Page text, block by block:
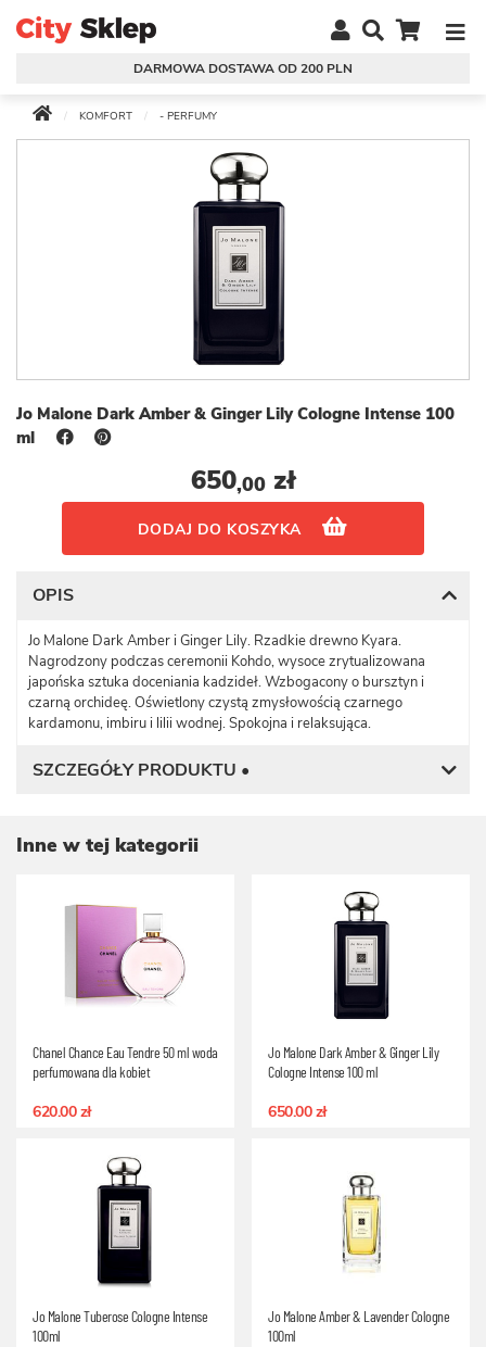
DARMOWA DOSTAWA OD 200 PLN
KOMFORT - PERFUMY
Jo Malone Dark Amber & Ginger Lily Cologne Intense 100
ml
650,00zł
DODAJ DO KOSZYKA
OPIS
Jo Malone Dark Amber i Ginger Lily. Rzadkie drewno Kyara.
Nagrodzony podczas ceremonii Kohdo, wysoce zrytualizowana
japońska sztuka doceniania kadzideł. Wzbogacony o bursztyn i
czarną orchideę. Oświetlony czystą zmysłowością czarnego
kardamonu, imbiru i lilii wodnej. Spokojna i relaksująca.
SZCZEGÓŁY PRODUKTU •
Inne w tej kategorii
Chanel Chance Eau Tendre 50 ml woda
perfumowana dla kobiet
620.00 zł
Jo Malone Dark Amber & Ginger Lily
Cologne Intense 100 ml
650.00 zł
Jo Malone Tuberose Cologne Intense
100ml
Jo Malone Amber & Lavender Cologne
100ml